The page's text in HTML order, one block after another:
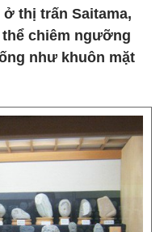
thị trấn Saitama,
chiêm ngưỡng
như khuôn mặt